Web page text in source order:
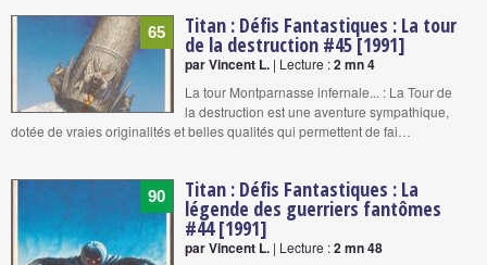
65 Titan : Défis Fantastiques : La tour
de la destruction #45 [1991]
par Vincent L. | Lecture :2 mn 4
La tour Montparnasse infernale... : La Tour de
la destruction est une aventure sympathique,
dotée de vraies originalités et belles qualités qui permettent de fai…
90 Titan : Défis Fantastiques : La
légende des guerriers fantômes
#44 [1991]
par Vincent L. | Lecture :2 mn 48